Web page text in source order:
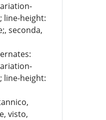
line-height:
seconda,
line-height:
visto,